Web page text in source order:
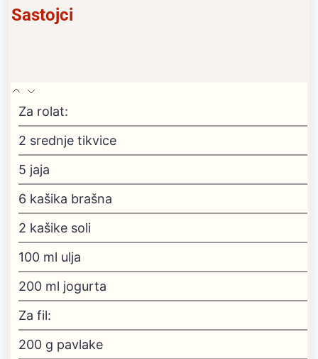
Sastojci
Za rolat:
2 srednje tikvice
5 jaja
6 kašika brašna
2 kašike soli
100 ml ulja
200 ml jogurta
Za fil:
200 g pavlake